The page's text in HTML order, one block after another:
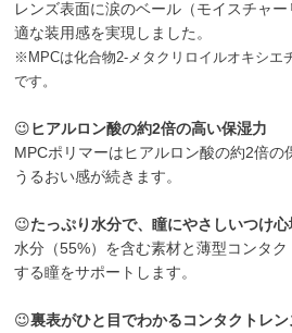
レンズ表面に涙のベール（モイスチャ
適な装用感を実現しました。
※MPCは化合物2-メタクリロイルオキシエ
です。
😉ヒアルロン酸の約2倍の高い保湿力
MPCポリマーはヒアルロン酸の約2倍の
うるおい感が続きます。
😉たっぷり水分で、瞳にやさしいつけ心
水分（55%）を含む素材と薄型コンタ
する瞳をサポートします。
😉裏表がひと目でわかるコンタクトレ